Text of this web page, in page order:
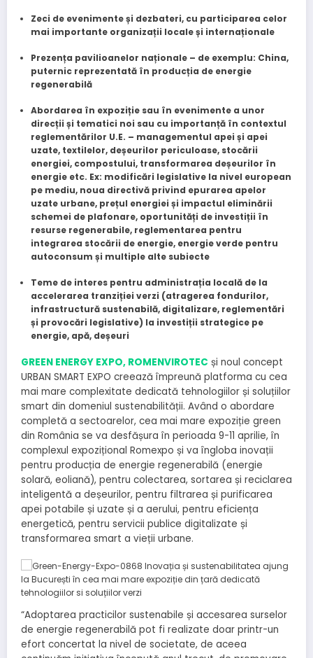
Zeci de evenimente și dezbateri, cu participarea celor
mai importante organizații locale și internaționale
Prezența pavilioanelor naționale – de exemplu: China,
puternic reprezentată în producția de energie
regenerabilă
Abordarea în expoziție sau în evenimente a unor
direcții și tematici noi sau cu importanță în contextul
reglementărilor U.E. – managementul apei și apei
uzate, textilelor, deșeurilor periculoase, stocării
energiei, compostului, transformarea deșeurilor în
energie etc. Ex: modificări legislative la nivel european
pe mediu, noua directivă privind epurarea apelor
uzate urbane, prețul energiei și impactul eliminării
schemei de plafonare, oportunități de investiții în
resurse regenerabile, reglementarea pentru
integrarea stocării de energie, energie verde pentru
autoconsum și multiple alte subiecte
Teme de interes pentru administrația locală de la
accelerarea tranziției verzi (atragerea fondurilor,
infrastructură sustenabilă, digitalizare, reglementări
și provocări legislative) la investiții strategice pe
energie, apă, deșeuri
GREEN ENERGY EXPO, ROMENVIROTEC și noul concept
URBAN SMART EXPO creează împreună platforma cu cea
mai mare complexitate dedicată tehnologiilor și soluțiilor
smart din domeniul sustenabilității. Având o abordare
completă a sectoarelor, cea mai mare expoziție green
din România se va desfășura în perioada 9-11 aprilie, în
complexul expozițional Romexpo și va îngloba inovații
pentru producția de energie regenerabilă (energie
solară, eoliană), pentru colectarea, sortarea și reciclarea
inteligentă a deșeurilor, pentru filtrarea și purificarea
apei potabile și uzate și a aerului, pentru eficiența
energetică, pentru servicii publice digitalizate și
transformarea smart a vieții urbane.
“Adoptarea practicilor sustenabile și accesarea surselor
de energie regenerabilă pot fi realizate doar printr-un
efort concertat la nivel de societate, de aceea